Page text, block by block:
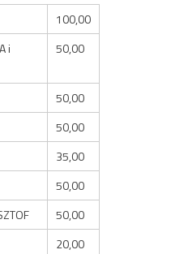
100,00
i
50,00
50,00
50,00
35,00
50,00
50,00
20,00